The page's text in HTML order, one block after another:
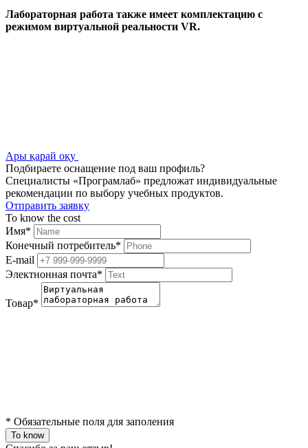
Лабораторная работа также имеет комплектацию с
режимом виртуальной реальности VR.
Ары қарай оқу
Подбираете оснащение под ваш профиль?
Специалисты «Програмлаб» предложат индивидуальные
рекомендации по выбору учебных продуктов.
Отправить заявку
To know the cost
Имя*
Конечный потребитель*
E-mail
Электнонная почта*
Товар*
* Обязательные поля для заполения
To know